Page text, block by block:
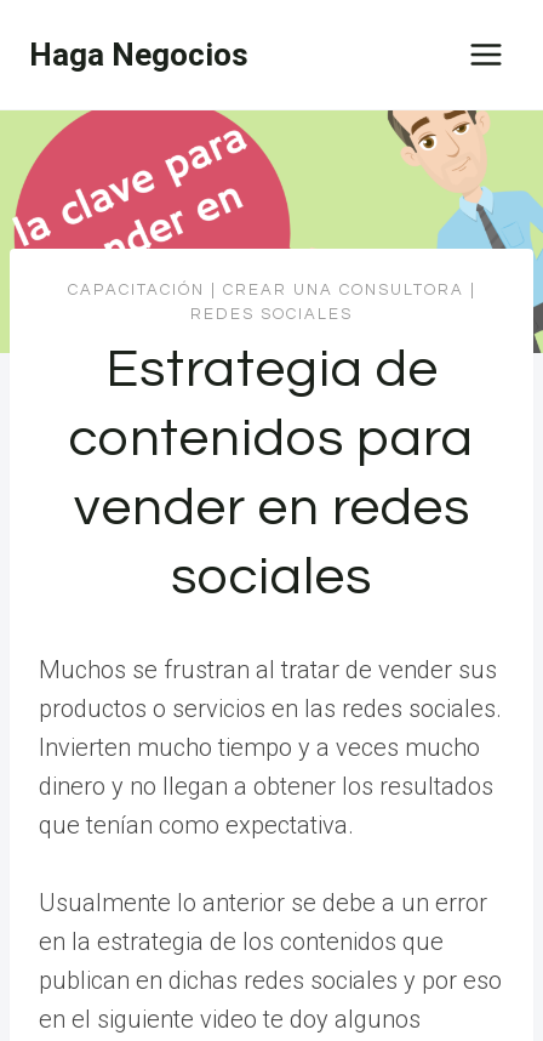
Haga Negocios
CAPACITACIÓN CREAR UNA CONSULTORA
REDES SOCIALES
Estrategia de
contenidos para
vender en redes
sociales
Muchos se frustran al tratar de vender sus
productos o servicios en las redes sociales.
Invierten mucho tiempo y a veces mucho
dinero y no llegan a obtener los resultados
que tenían como expectativa.
Usualmente lo anterior se debe a un error
en la estrategia de los contenidos que
publican en dichas redes sociales y por eso
en el siguiente video te doy algunos